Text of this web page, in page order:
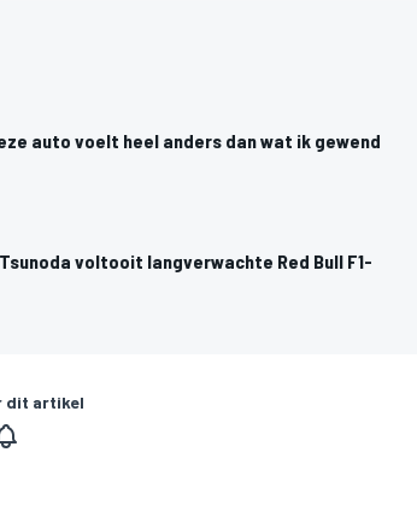
auto voelt heel anders dan wat ik gewend
voltooit langverwachte Red Bull F1-
dit artikel